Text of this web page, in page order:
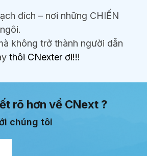
đích – nơi những CHIẾN
không trở thành người dẫn
thôi CNexter ơi!!!
rõ hơn về CNext ?
chúng tôi